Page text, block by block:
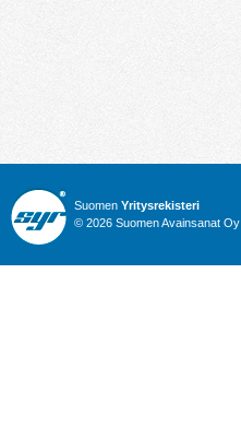
Suomen Yritysrekisteri
© 2026 Suomen Avainsanat Oy